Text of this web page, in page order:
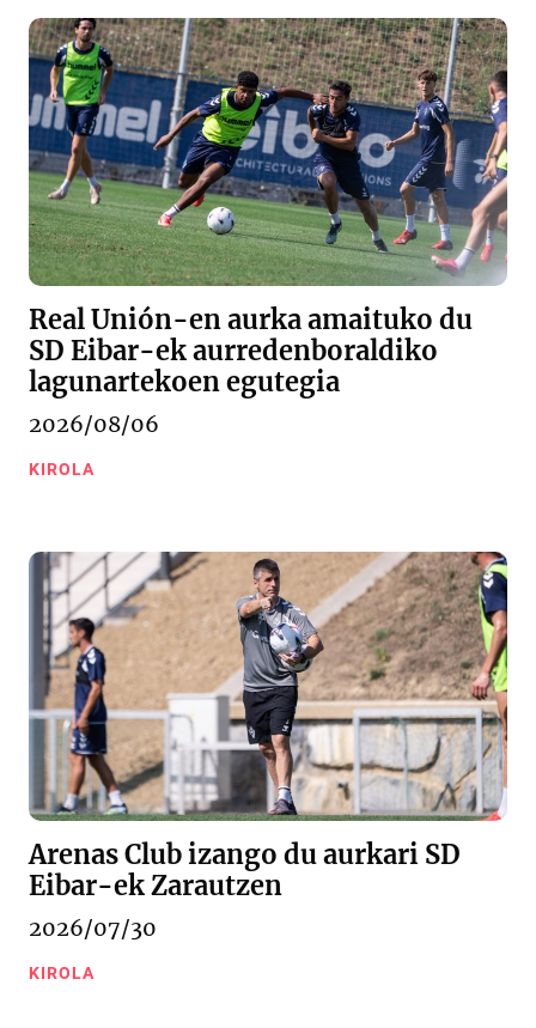
Real Unión-en aurka amaituko du
SD Eibar-ek aurredenboraldiko
lagunartekoen egutegia
2026/08/06
KIROLA
Arenas Club izango du aurkari SD
Eibar-ek Zarautzen
2026/07/30
KIROLA